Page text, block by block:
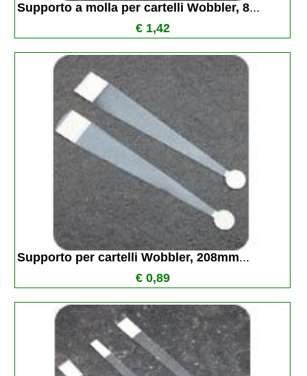
Supporto a molla per cartelli Wobbler, 8...
€ 1,42
Supporto per cartelli Wobbler, 208mm...
€ 0,89